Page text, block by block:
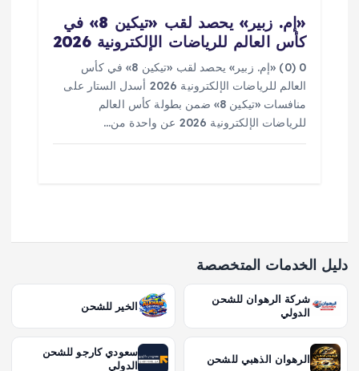
«إم. زبير» يحصد لقب «تيكين 8» في
كأس العالم للرياضات الإلكترونية 2026
0 (0) «إم. زبير» يحصد لقب «تيكين 8» في كأس
العالم للرياضات الإلكترونية 2026 أسدل الستار على
منافسات «تيكين 8» ضمن بطولة كأس العالم
للرياضات الإلكترونية 2026 عن واحدة من…
دليل الخدمات المتخصصة
شركة الرهوان للشحن
الدولي
الخير للشحن
الرهوان الذهبي للشحن
سعودي كارجو للشحن
الدولي